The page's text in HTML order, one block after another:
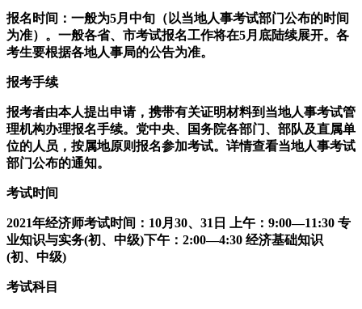
报名时间：一般为5月中旬（以当地人事考试部门公布的时间
为准）。一般各省、市考试报名工作将在5月底陆续展开。各
考生要根据各地人事局的公告为准。
报考手续
报考者由本人提出申请，携带有关证明材料到当地人事考试管
理机构办理报名手续。党中央、国务院各部门、部队及直属单
位的人员，按属地原则报名参加考试。详情查看当地人事考试
部门公布的通知。
考试时间
2021年经济师考试时间：10月30、31日 上午：9:00—11:30 专
业知识与实务(初、中级)下午：2:00—4:30 经济基础知识
(初、中级)
考试科目